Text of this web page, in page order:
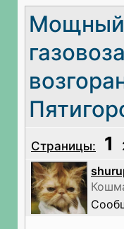
Мощный
Страницы: 1